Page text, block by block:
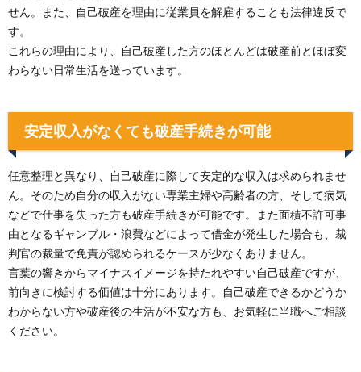
せん。また、自己破産を理由に従業員を解雇することも法律違反で
す。
これらの理由により、自己破産した方のほとんどは破産前とほぼ変
わらない日常生活を送っています。
安定収入がなくても破産手続きが可能
任意整理と異なり、自己破産に際して安定的な収入は求められませ
ん。そのため自分の収入がない専業主婦や高齢者の方、そして病気
などで仕事を失った方も破産手続きが可能です。また面積不許可事
由となるギャンブル・浪費などによって借金が発生した場合も、裁
判官の裁量で免責が認められるケースが少なくありません。
言葉の響きからマイナスイメージを持たれやすい自己破産ですが、
前向きに検討する価値は十分にあります。自己破産できるかどうか
わからない方や破産後の生活が不安な方も、お気軽に当職へご相談
ください。